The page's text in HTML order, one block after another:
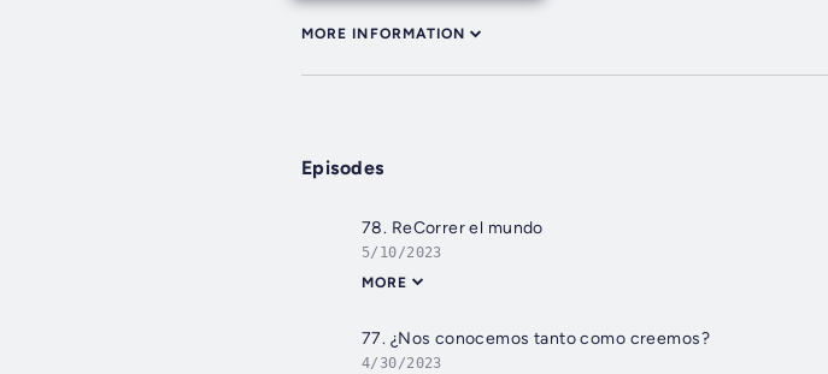
MORE INFORMATION
Episodes
78. ReCorrer el mundo
5/10/2023
MORE
77. ¿Nos conocemos tanto como creemos?
4/30/2023